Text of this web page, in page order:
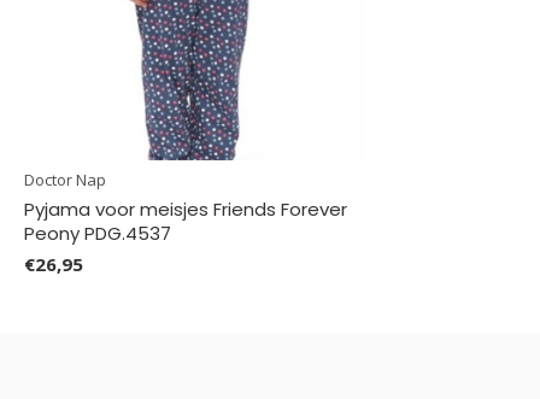
Doctor Nap
Pyjama voor meisjes Friends Forever
Peony PDG.4537
€26,95